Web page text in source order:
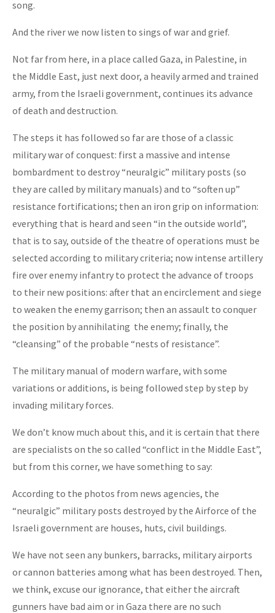
song.
And the river we now listen to sings of war and grief.
Not far from here, in a place called Gaza, in Palestine, in
the Middle East, just next door, a heavily armed and trained
army, from the Israeli government, continues its advance
of death and destruction.
The steps it has followed so far are those of a classic
military war of conquest: first a massive and intense
bombardment to destroy “neuralgic” military posts (so
they are called by military manuals) and to “soften up”
resistance fortifications; then an iron grip on information:
everything that is heard and seen “in the outside world”,
that is to say, outside of the theatre of operations must be
selected according to military criteria; now intense artillery
fire over enemy infantry to protect the advance of troops
to their new positions: after that an encirclement and siege
to weaken the enemy garrison; then an assault to conquer
the position by annihilating the enemy; finally, the
“cleansing” of the probable “nests of resistance”.
The military manual of modern warfare, with some
variations or additions, is being followed step by step by
invading military forces.
We don’t know much about this, and it is certain that there
are specialists on the so called “conflict in the Middle East”,
but from this corner, we have something to say:
According to the photos from news agencies, the
“neuralgic” military posts destroyed by the Airforce of the
Israeli government are houses, huts, civil buildings.
We have not seen any bunkers, barracks, military airports
or cannon batteries among what has been destroyed. Then,
we think, excuse our ignorance, that either the aircraft
gunners have bad aim or in Gaza there are no such